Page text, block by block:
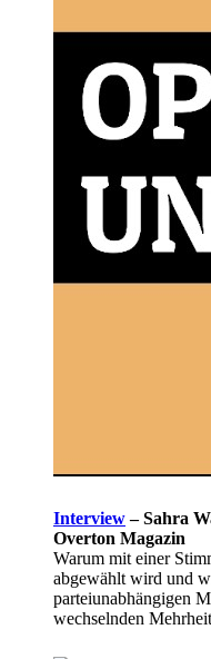
Interview– Sahra
Overton Magazin
Warum mit einer
abgewählt wird und
parteiunabhängigen
wechselnden